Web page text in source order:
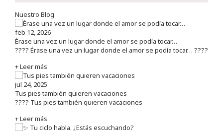
Nuestro Blog
feb 12, 2026
Érase una vez un lugar donde el amor se podía tocar…
???? Érase una vez un lugar donde el amor se podía tocar… ????
+ Leer más
jul 24, 2025
Tus pies también quieren vacaciones
???? Tus pies también quieren vacaciones
+ Leer más